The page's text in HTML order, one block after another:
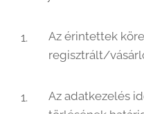
Az érintettek
regisztrált/
Az adatkezelés